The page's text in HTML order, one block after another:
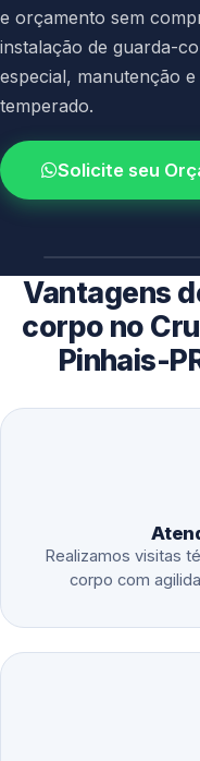
e orçamento sem
instalação de guarda-
especial, manutenção
temperado.
Solicite seu4.9 /
Vantagens
corpo no
Pinhais-
Realizamos visitas
corpo com